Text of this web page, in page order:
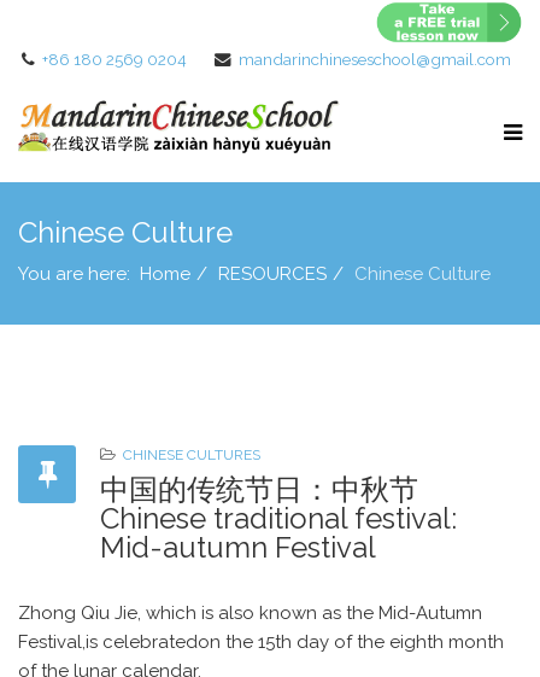
+86 180 2569 0204 mandarinchineseschool@gmail.com
Chinese Culture
You are here: Home RESOURCES Chinese Culture
CHINESE CULTURES
中国的传统节日：中秋节
Chinese traditional festival:
Mid-autumn Festival
Zhong Qiu Jie, which is also known as the Mid-Autumn
Festival,is celebratedon the 15th day of the eighth month
of the lunar calendar.